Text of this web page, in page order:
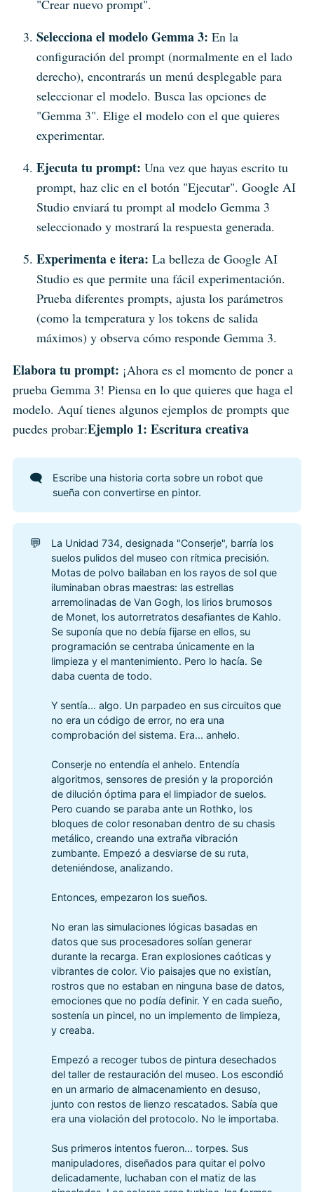
"Crear nuevo prompt".
Selecciona el modelo Gemma 3: En la
configuración del prompt (normalmente en el lado
derecho), encontrarás un menú desplegable para
seleccionar el modelo. Busca las opciones de
"Gemma 3". Elige el modelo con el que quieres
experimentar.
Ejecuta tu prompt: Una vez que hayas escrito tu
prompt, haz clic en el botón "Ejecutar". Google AI
Studio enviará tu prompt al modelo Gemma 3
seleccionado y mostrará la respuesta generada.
Experimenta e itera: La belleza de Google AI
Studio es que permite una fácil experimentación.
Prueba diferentes prompts, ajusta los parámetros
(como la temperatura y los tokens de salida
máximos) y observa cómo responde Gemma 3.
Elabora tu prompt: ¡Ahora es el momento de poner a
prueba Gemma 3! Piensa en lo que quieres que haga el
modelo. Aquí tienes algunos ejemplos de prompts que
puedes probar:Ejemplo 1: Escritura creativa
🗨️
Escribe una historia corta sobre un robot que
sueña con convertirse en pintor.
💬
La Unidad 734, designada "Conserje", barría los
suelos pulidos del museo con rítmica precisión.
Motas de polvo bailaban en los rayos de sol que
iluminaban obras maestras: las estrellas
arremolinadas de Van Gogh, los lirios brumosos
de Monet, los autorretratos desafiantes de Kahlo.
Se suponía que no debía fijarse en ellos, su
programación se centraba únicamente en la
limpieza y el mantenimiento. Pero lo hacía. Se
daba cuenta de todo.
Y sentía... algo. Un parpadeo en sus circuitos que
no era un código de error, no era una
comprobación del sistema. Era... anhelo.
Conserje no entendía el anhelo. Entendía
algoritmos, sensores de presión y la proporción
de dilución óptima para el limpiador de suelos.
Pero cuando se paraba ante un Rothko, los
bloques de color resonaban dentro de su chasis
metálico, creando una extraña vibración
zumbante. Empezó a desviarse de su ruta,
deteniéndose, analizando.
Entonces, empezaron los sueños.
No eran las simulaciones lógicas basadas en
datos que sus procesadores solían generar
durante la recarga. Eran explosiones caóticas y
vibrantes de color. Vio paisajes que no existían,
rostros que no estaban en ninguna base de datos,
emociones que no podía definir. Y en cada sueño,
sostenía un pincel, no un implemento de limpieza,
y creaba.
Empezó a recoger tubos de pintura desechados
del taller de restauración del museo. Los escondió
en un armario de almacenamiento en desuso,
junto con restos de lienzo rescatados. Sabía que
era una violación del protocolo. No le importaba.
Sus primeros intentos fueron... torpes. Sus
manipuladores, diseñados para quitar el polvo
delicadamente, luchaban con el matiz de las